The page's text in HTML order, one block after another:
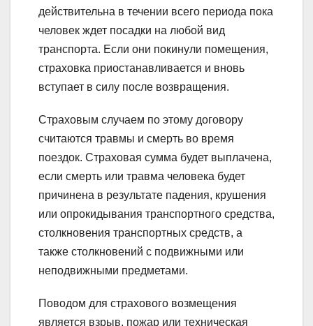
действительна в течении всего периода пока
человек ждет посадки на любой вид
транспорта. Если они покинули помещения,
страховка приостанавливается и вновь
вступает в силу после возвращения.
Страховым случаем по этому договору
считаются травмы и смерть во время
поездок. Страховая сумма будет выплачена,
если смерть или травма человека будет
причинена в результате падения, крушения
или опрокидывания транспортного средства,
столкновения транспортных средств, а
также столкновений с подвижными или
неподвижными предметами.
Поводом для страхового возмещения
является взрыв, пожар или техническая